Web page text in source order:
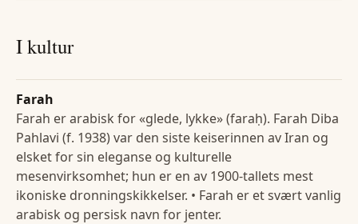
I kultur
Farah
Farah er arabisk for «glede, lykke» (faraḥ). Farah Diba
Pahlavi (f. 1938) var den siste keiserinnen av Iran og
elsket for sin eleganse og kulturelle
mesenvirksomhet; hun er en av 1900-tallets mest
ikoniske dronningskikkelser. • Farah er et svært vanlig
arabisk og persisk navn for jenter.